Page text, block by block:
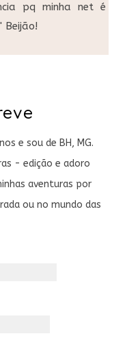
pq minha net é
e sou de BH, MG.
- edição e adoro
aventuras por
ou no mundo das